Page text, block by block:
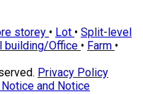
storey • Lot • Split-level
building/Office • Farm •
Privacy Policy
Notice and Notice